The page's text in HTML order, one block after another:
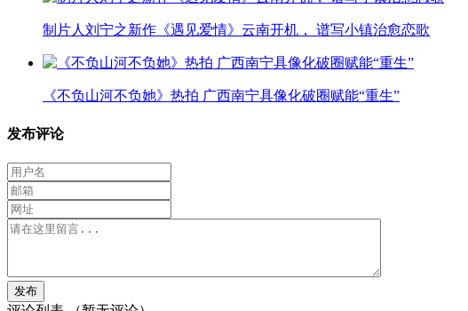
制片人刘宁之新作《遇见爱情》云南开机， 谱写小镇治愈恋歌
《不负山河不负她》热拍 广西南宁具像化破圈赋能“重生”
发布评论